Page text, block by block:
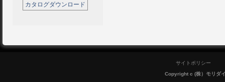
カタログダウンロード
サイトポリシー
Copyright c (株）モリダ